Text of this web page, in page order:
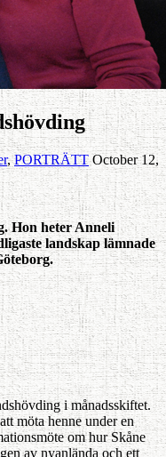
,PORTRÄTT October 12,
Hon heter Anneli
landskap lämnade
i månadsskiftet.
möta henne under en
om hur Skåne
av nyanlända och ett